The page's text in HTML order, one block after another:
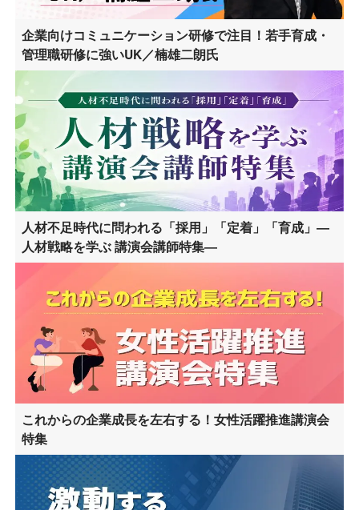
企業向けコミュニケーション研修で注目！若手育成・
管理職研修に強いUK／楠雄二朗氏
人材不足時代に問われる「採用」「定着」「育成」―
人材戦略を学ぶ 講演会講師特集―
これからの企業成長を左右する！女性活躍推進講演会
特集